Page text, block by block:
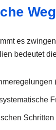
es
bedeutet